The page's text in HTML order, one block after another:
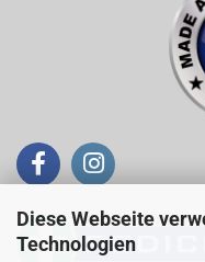
Diese Webseite
Technologien